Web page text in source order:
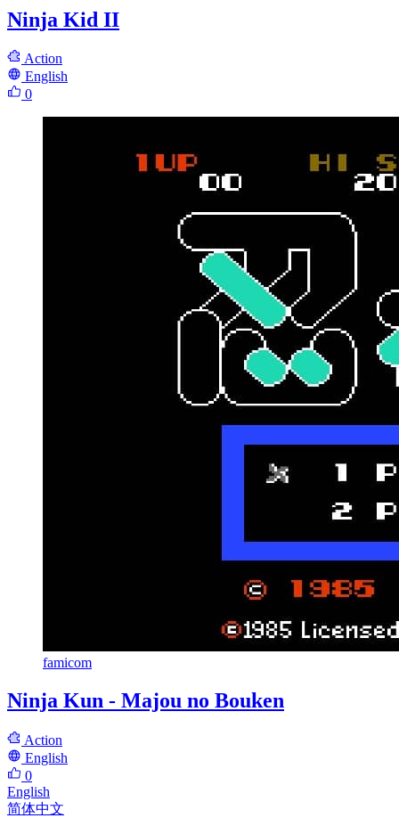
Ninja Kid II
Action
English
0
famicom
Ninja Kun - Majou no Bouken
Action
English
0
English
简体中文